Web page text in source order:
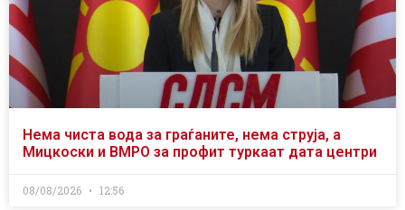
Нема чиста вода за граѓаните, нема струја, а
Мицкоски и ВМРО за профит туркаат дата центри
08/08/2026 12:56